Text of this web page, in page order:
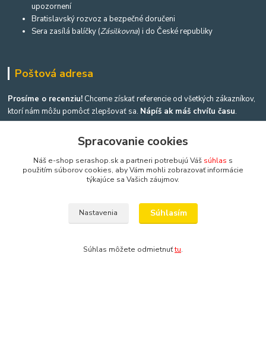
upozornení
Bratislavský rozvoz a bezpečné doručeni
Sera zasílá balíčky (Zásilkovna) i do České republiky
Poštová adresa
Prosíme o recenziu! Chceme získať referencie od všetkých zákazníkov,
ktorí nám môžu pomôcť zlepšovať sa. Nápíš ak máš chvíľu času.
Kontakty
(Po-Pia, 8-16 hod.)
Spracovanie cookies
Náš e-shop serashop.sk a partneri potrebujú Váš súhlas s
použitím súborov cookies, aby Vám mohli zobrazovať informácie
týkajúce sa Vašich záujmov.
Nastavenia Súhlasím
Súhlas môžete odmietnuťtu.